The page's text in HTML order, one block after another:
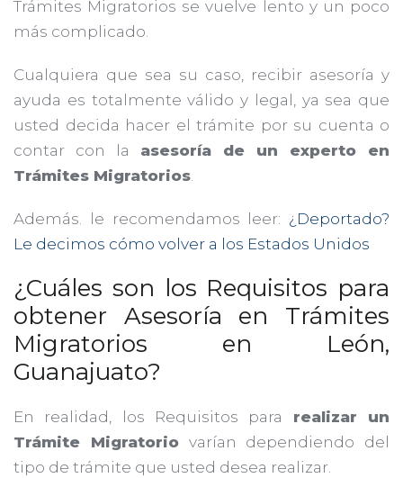
Trámites Migratorios se vuelve lento y un poco
más complicado.
Cualquiera que sea su caso, recibir asesoría y
ayuda es totalmente válido y legal, ya sea que
usted decida hacer el trámite por su cuenta o
contar con la asesoría de un experto en
Trámites Migratorios.
Además. le recomendamos leer: ¿Deportado?
Le decimos cómo volver a los Estados Unidos
¿Cuáles son los Requisitos para
obtener Asesoría en Trámites
Migratorios en León,
Guanajuato?
En realidad, los Requisitos para realizar un
Trámite Migratoriovarían dependiendo del
tipo de trámite que usted desea realizar.